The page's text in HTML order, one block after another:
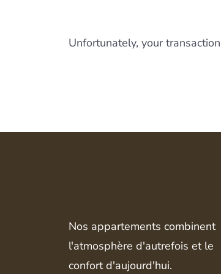
Unfortunately, your
Nos appartements combinent
l'atmosphère d'autrefois et le
confort d'aujourd'hui.